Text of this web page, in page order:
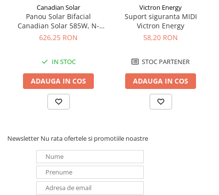
Panouri portabile
Racire/Incalzire
Statii energie portabile
Intrerupatoare si prize
Dulapuri pentru cablare
Lumina (Becuri si Lanterne)
Laptop & PC accesorii, baterii,
cabluri USB, prelungitoare USB
Cablu de date si Adaptoare
Solutii solare portabile
Canadian Solar
Panou Solar Bifacial
Canadian Solar 585W, N-
Type TOPCon, CS6W-TB-SF-
626,25 RON
IN STOC
ADAUGA IN COS
Victron Energy
Suport siguranta MIDI
Victron Energy
58,20 RON
STOC PARTENER
ADAUGA IN COS
Newsletter Nu rata ofertele si promotiile noastre